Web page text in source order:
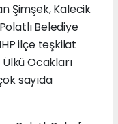
Şimşek, Kalecik
Belediye
ilçe teşkilat
Ocakları
sayıda